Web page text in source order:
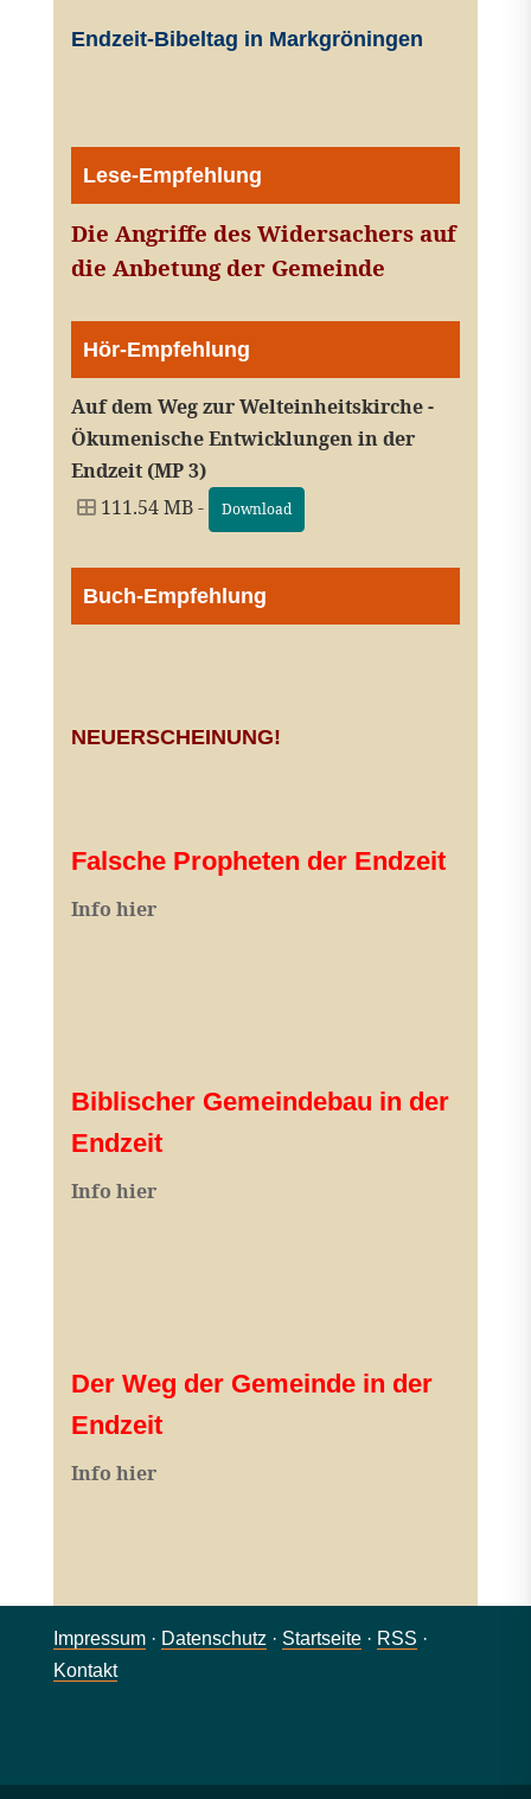
Endzeit-Bibeltag in Markgröningen
Lese-Empfehlung
Die Angriffe des Widersachers auf
die Anbetung der Gemeinde
Hör-Empfehlung
Auf dem Weg zur Welteinheitskirche -
Ökumenische Entwicklungen in der
Endzeit (MP 3)
111.54 MB -
Download
Buch-Empfehlung
NEUERSCHEINUNG!
Falsche Propheten der Endzeit
Info hier
Biblischer Gemeindebau in der
Endzeit
Info hier
Der Weg der Gemeinde in der
Endzeit
Info hier
Impressum· Datenschutz · Startseite· RSS ·
Kontakt